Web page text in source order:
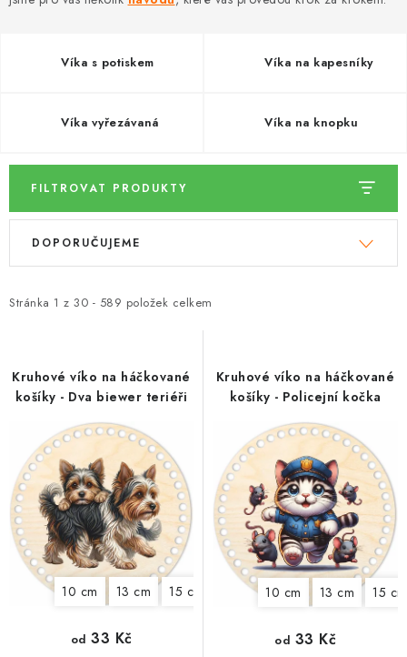
Ochrana osobních údajů
Hodnocení obchodu
Víka s potiskem Víka na kapesníky
Víka vyřezávaná Víka na knopku
FILTROVAT PRODUKTY
V
i
r
o
k
t
ů
Stránka 1 z 30 - 589 položek celkem
Ř
e
p
r
d
u
k
t
ů
DOPORUČUJEME
Kruhové víko na háčkované
košíky - Dva biewer teriéři
10 cm 13 cm 15 cm 18 cm 20 cm 22 cm 25
od 33 Kč
Kruhové víko na háčkované
košíky - Policejní kočka
10 cm 13 cm 15 cm
od 33 Kč